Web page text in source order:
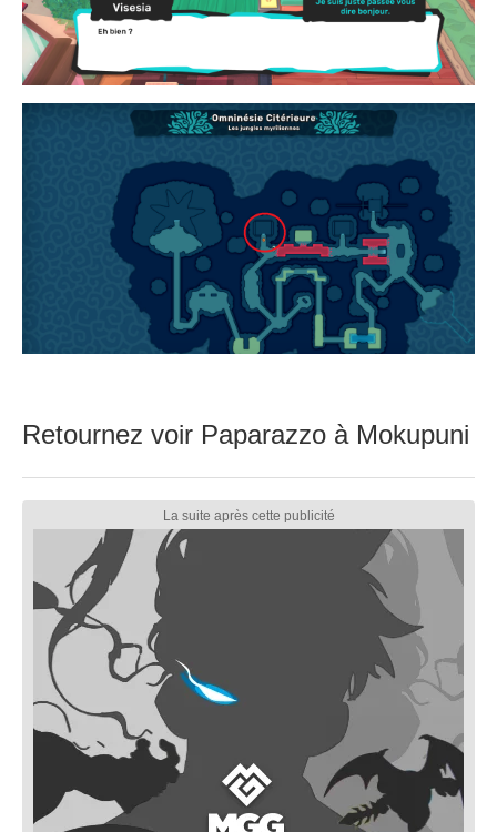
Retournez voir Paparazzo à Mokupuni